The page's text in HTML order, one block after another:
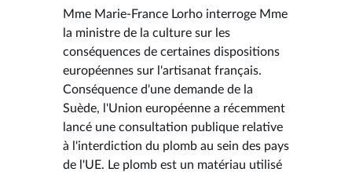
Mme Marie-France Lorho interroge Mme
la ministre de la culture sur les
conséquences de certaines dispositions
européennes sur l'artisanat français.
Conséquence d'une demande de la
Suède, l'Union européenne a récemment
lancé une consultation publique relative
à l'interdiction du plomb au sein des pays
de l'UE. Le plomb est un matériau utilisé